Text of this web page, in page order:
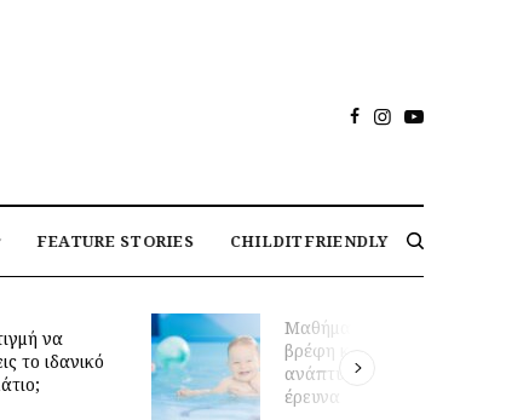
FEATURE STORIES CHILDITFRIENDLY
Μαθήματα κολύμβησης για
βρέφη και πρώιμη κινητική
ανάπτυξη: τι δείχνει νέα
έρευνα